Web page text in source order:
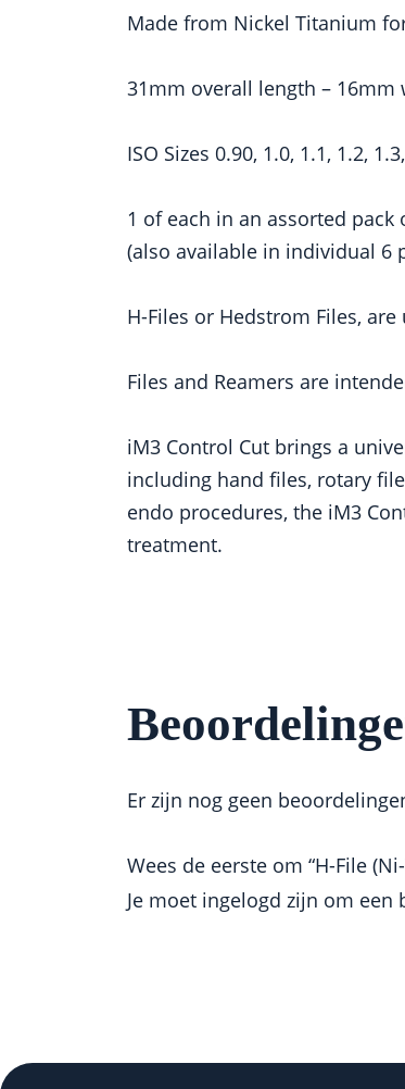
Made from Nickel Titanium
31mm overall length – 16mm
ISO Sizes 0.90, 1.0, 1.1, 1.2,
1 of each in an assorted pack
(also available in individual 6
H-Files or Hedstrom Files,
Files and Reamers are
iM3 Control Cut brings a
including hand files, rotary
endo procedures, the iM3
treatment.
Er zijn nog geen
Wees de eerste om “H-File
Je moet ingelogd zijn om een